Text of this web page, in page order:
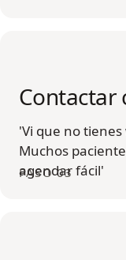
PASO 03
Contactar
'Vi que no
Muchos
agendar fácil'